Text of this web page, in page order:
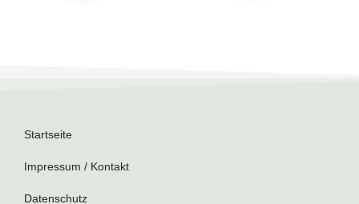
Startseite
Impressum / Kontakt
Datenschutz